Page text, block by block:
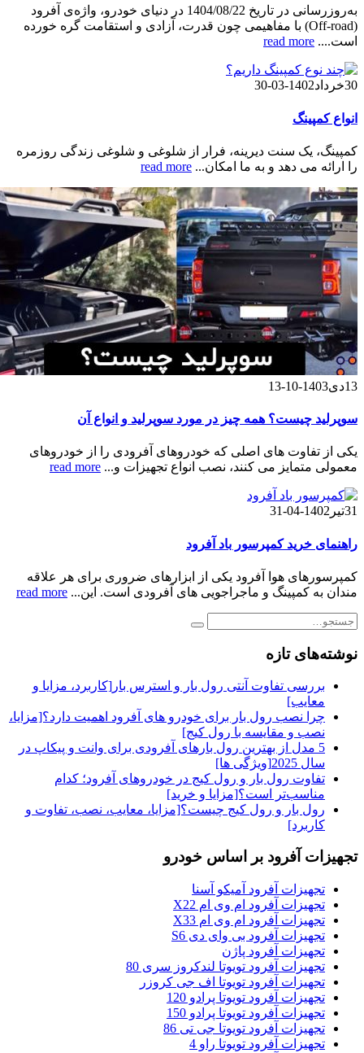
به‌روزرسانی در تاریخ 1404/08/22 در دنیای خودرو، واژه‌ی آفرود
(Off-road) با مفاهیمی چون قدرت، آزادی و استقامت گره خورده
است.... read more
30خرداد1402-03-30
انواع کمپینگ
کمپینگ، یک سنت دیرینه، فرار از شلوغی و شلوغی زندگی روزمره
را ارائه می دهد و به ما امکان... read more
13دی1403-10-13
سوپرلید چیست؟ همه چیز در مورد سوپرلید و انواع آن
یکی از تفاوت های اصلی که خودروهای آفرودی را از خودروهای
معمولی متمایز می کنند، نصب انواع تجهیزات و... read more
31تیر 1402-04-31
راهنمای خرید کمپرسور باد آفرود
کمپرسورهای هوا آفرود یکی از ابزارهای ضروری برای هر علاقه
مندان به کمپینگ و ماجراجویی های آفرودی است. این... read more
نوشته‌های تازه
بررسی تفاوت آنتی رول بار و استرس بار[کاربرد، مزایا و
معایب]
چرا نصب رول بار برای خودرو های آفرود اهمیت دارد؟[مزایا،
نصب و مقایسه با رول کیج]
5 مدل از بهترین رول بارهای آفرودی برای وانت و پیکاپ در
سال 2025[ویژگی ها]
تفاوت رول بار و رول کیج در خودروهای آفرود؛ کدام
مناسب‌تر است؟[مزایا و خرید]
رول بار و رول کیج چیست؟[مزایا، معایب، نصب، تفاوت و
کاربرد]
تجهیزات آفرود بر اساس خودرو
تجهیزات آفرود آمیکو آسنا
تجهیزات آفرود ام وی ام X22
تجهیزات آفرود ام وی ام X33
تجهیزات آفرود بی وای دی S6
تجهیزات آفرود پاژن
تجهیزات آفرود تویوتا لندکروز سری 80
تجهیزات آفرود تویوتا اف جی کروزر
تجهیزات آفرود تویوتا پرادو 120
تجهیزات آفرود تویوتا پرادو 150
تجهیزات آفرود تویوتا جی تی 86
تجهیزات آفرود تویوتا راو 4